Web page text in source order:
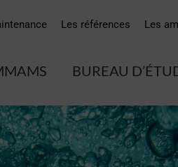
Les références Les
BUREAU